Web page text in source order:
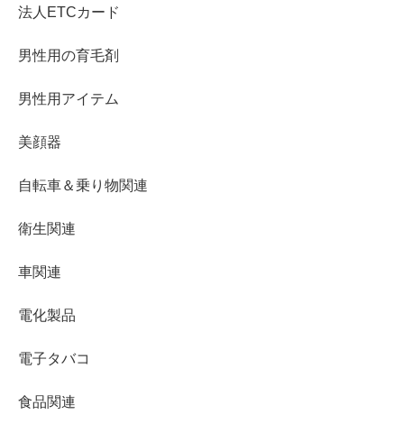
法人ETCカード
男性用の育毛剤
男性用アイテム
美顔器
自転車＆乗り物関連
衛生関連
車関連
電化製品
電子タバコ
食品関連